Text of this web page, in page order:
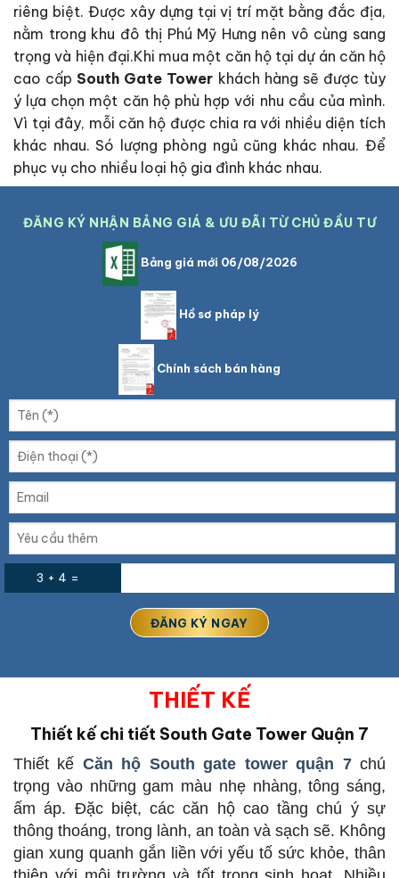
riêng biệt. Được xây dựng tại vị trí mặt bằng đắc địa,
nằm trong khu đô thị Phú Mỹ Hưng nên vô cùng sang
trọng và hiện đại.Khi mua một căn hộ tại dự án căn hộ
cao cấp South Gate Tower khách hàng sẽ được tùy
ý lựa chọn một căn hộ phù hợp với nhu cầu của mình.
Vì tại đây, mỗi căn hộ được chia ra với nhiều diện tích
khác nhau. Só lượng phòng ngủ cũng khác nhau. Để
phục vụ cho nhiều loại hộ gia đình khác nhau.
ĐĂNG KÝ NHẬN BẢNG GIÁ & ƯU ĐÃI TỪ CHỦ ĐẦU TƯ
Bảng giá mới 06/08/2026
Hồ sơ pháp lý
Chính sách bán hàng
3 + 4 =
THIẾT KẾ
Thiết kế chi tiết South Gate Tower Quận 7
Thiết kế Căn hộ South gate tower quận 7chú
trọng vào những gam màu nhẹ nhàng, tông sáng,
ấm áp. Đặc biệt, các căn hộ cao tầng chú ý sự
thông thoáng, trong lành, an toàn và sạch sẽ. Không
gian xung quanh gắn liền với yếu tố sức khỏe, thân